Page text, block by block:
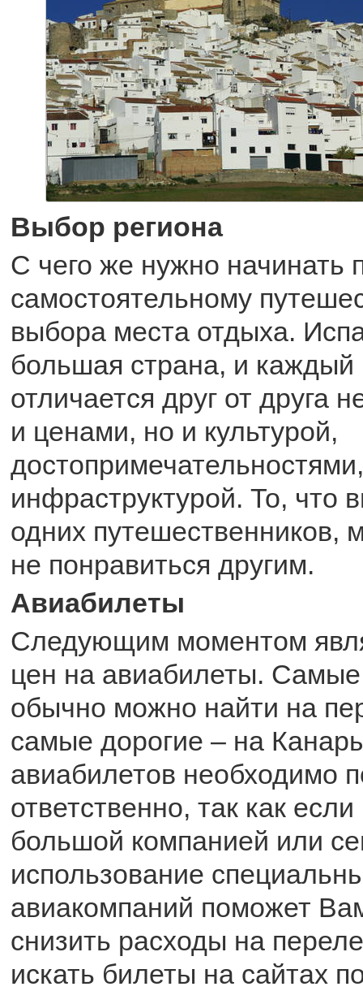
Выбор региона
С чего же нужно начинать
самостоятельному
выбора места отдыха.
большая страна, и каждый
отличается друг от друга
и ценами, но и культурой,
достопримечательностями,
инфраструктурой. То, что
одних путешественников,
не понравиться другим.
Авиабилеты
Следующим моментом
цен на авиабилеты.
обычно можно найти на
самые дорогие – на
авиабилетов необходимо
ответственно, так как
большой компанией или
использование
авиакомпаний поможет
снизить расходы на
искать билеты на сайтах